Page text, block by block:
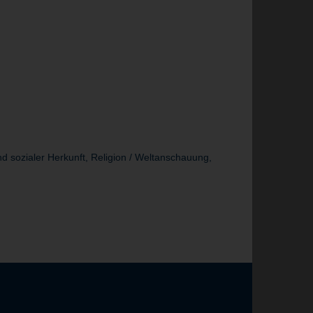
sozialer Herkunft, Religion / Weltanschauung,